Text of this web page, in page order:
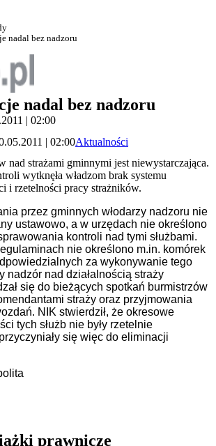
nadal bez nadzoru
nadal bez nadzoru
| 02:00
| 02:00Aktualności
nad strażami gminnymi jest niewystarczająca.
wytknęła władzom brak systemu
i rzetelności pracy strażników.
przez gminnych włodarzy nadzoru nie
ustawowo, a w urzędach nie określono
kontroli nad tymi służbami.
nie określono m.in. komórek
za wykonywanie tego
nadzór nad działalnością straży
się do bieżących spotkań burmistrzów
straży oraz przyjmowania
NIK stwierdził, że okresowe
tych służb nie były rzetelnie
się więc do eliminacji
prawnicze